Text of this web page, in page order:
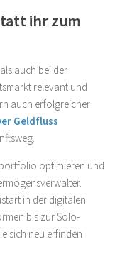
ihr zum
auch bei der
relevant und
auch erfolgreicher
Geldfluss
optimieren und
in der digitalen
bis zur Solo-
sich neu erfinden